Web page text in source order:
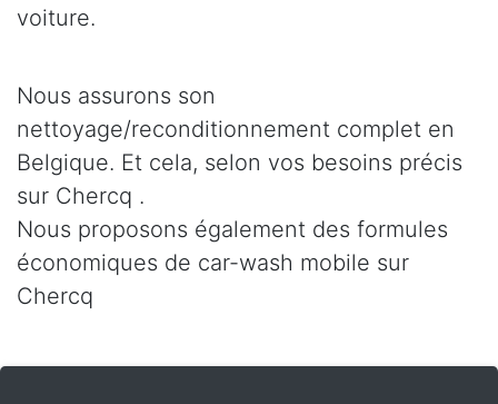
voiture.
Nous assurons son
nettoyage/reconditionnement complet en
Belgique. Et cela, selon vos besoins précis
sur Chercq .
Nous proposons également des formules
économiques de car-wash mobile sur
Chercq